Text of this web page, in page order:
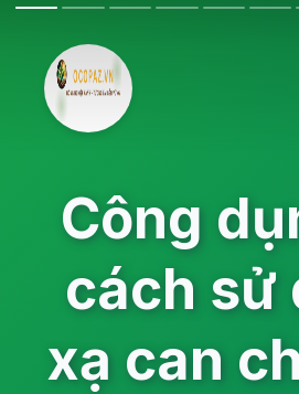
Công
cách sử
xạ can